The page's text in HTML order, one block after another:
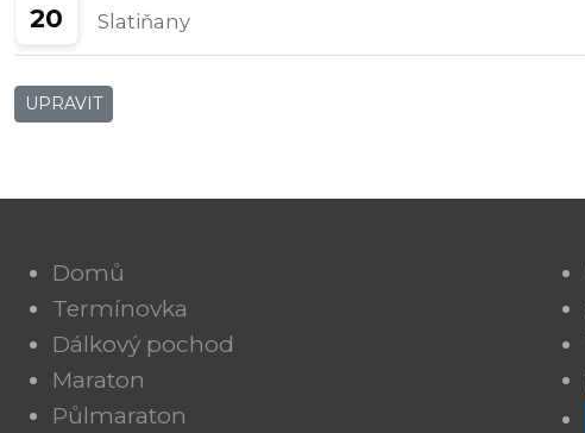
20 Slatiňany
UPRAVIT
Domů
Termínovka
Dálkový pochod
Maraton
Půlmaraton